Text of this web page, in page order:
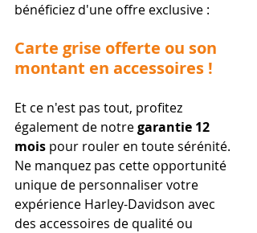
bénéficiez d'une offre exclusive :
Carte grise offerte ou son
montant en accessoires !
Et ce n'est pas tout, profitez
également de notre garantie 12
mois pour rouler en toute sérénité.
Ne manquez pas cette opportunité
unique de personnaliser votre
expérience Harley-Davidson avec
des accessoires de qualité ou